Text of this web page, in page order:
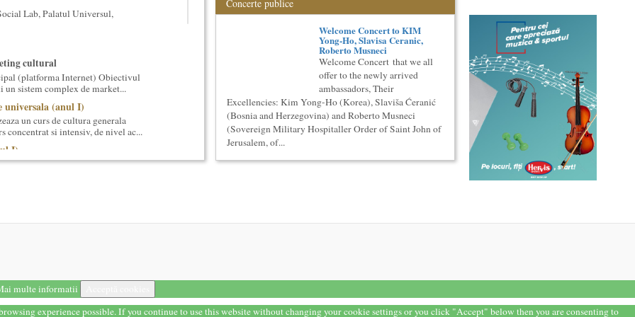
Lab, Palatul Universul,
cultural
(platforma Internet) Obiectivul
un sistem complex de market...
universala (anul I)
un curs de cultura generala
concentrat si intensiv, de nivel ac...
I)
un curs de cultura generala lingvistica.
(anul II)
un curs de cultura generala muzicala,
cu Universitatea N...
Concerte publice
Welcome Concert to KIM
Yong-Ho, Slavisa Ceranic,
Roberto Musneci
Welcome Concert that we all
offer to the newly arrived
ambassadors, Their
Excellencies: Kim Yong-Ho (Korea), Slaviša Ćeranić
(Bosnia and Herzegovina) and Roberto Musneci
(Sovereign Military Hospitaller Order of Saint John of
Jerusalem, of...
multe informatii
experience possible. If you continue to use this website without changing your cookie settings or you click "Accept" below then you are consenting to